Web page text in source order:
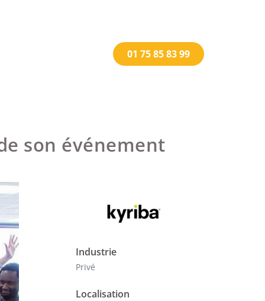
01 75 85 83 99
son événement
Industrie
Privé
Localisation